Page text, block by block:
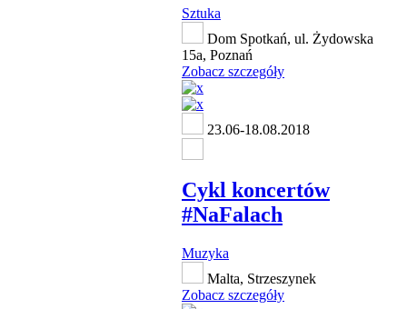
Sztuka
Dom Spotkań, ul. Żydowska
15a, Poznań
Zobacz szczegóły
23.06-18.08.2018
Cykl koncertów
#NaFalach
Muzyka
Malta, Strzeszynek
Zobacz szczegóły